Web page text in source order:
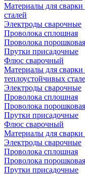
Материалы для
сталей
Электроды сварочные
Проволока сплошная
Проволока порошковая
Прутки присадочные
Флюс сварочный
Материалы для
теплоустойчивых
Электроды сварочные
Проволока сплошная
Проволока порошковая
Прутки присадочные
Флюс сварочный
Материалы для
Электроды сварочные
Проволока сплошная
Проволока порошковая
Прутки присадочные